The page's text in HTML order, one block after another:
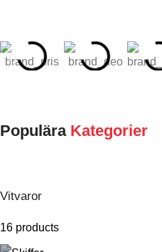
Populära Kategorier
Vitvaror
16 products